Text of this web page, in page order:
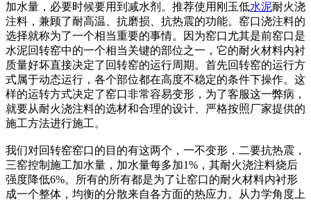
加水量，必要时候要用到减水剂。推荐使用刚玉低水泥耐火浇
注料，兼顾了耐高温、抗磨损、抗热震的功能。窑口浇注料的
选择就称为了一个相当重要的事情。因为窑口尤其是前窑口是
水泥回转窑中的一个相当关键的部位之一，它的耐火材料内衬
质量好坏直接决定了回转窑的运行周期。首先回转窑的运行方
式属于动态运行，各个部位都在高度不稳定的条件下操作。这
样的运转方式决定了窑口非常容易变形，为了客服这一弊病，
就要从耐火浇注料的选材和合理的设计、严格按照厂家提供的
施工方法进行施工。
我们对回转窑窑口的目的有这两个，一不变形，二要抗热震，
三窑控制施工加水量，加水量每多加1%，其耐火浇注料烧后
强度降低6%。所有的所有都是为了让窑口的耐火材料内衬形
成一个整体，均衡的分散来自各方面的热应力。从力学角度上